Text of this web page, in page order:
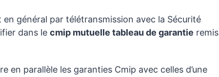
en général par télétransmission avec la Sécurité
dans le cmip mutuelle tableau de garantie remis
en parallèle les garanties Cmip avec celles d’une